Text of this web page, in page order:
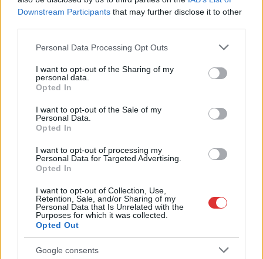
Downstream Participants that may further disclose it to other
Please note that this website/app uses one or more Google
not limited to your visit or usage behaviour. You may click to
grant or deny consent to Google and its third-party tags to
use your data for below specified purposes in below Google
consent section.
Personal Data Processing Opt Outs
I want to opt-out of the Sharing of my
personal data.
Opted In
I want to opt-out of the Sale of my
Personal Data.
Opted In
I want to opt-out of processing my
Personal Data for Targeted Advertising.
Opted In
I want to opt-out of Collection, Use,
Retention, Sale, and/or Sharing of my
Personal Data that Is Unrelated with the
Purposes for which it was collected.
Opted Out
Google consents
Szolnokra is megérkezik a nyár eddigi
szolnokiak. A hőmérséklet veszélyesen magasra emelkedik,
miközben a...
JNSZ megyei hírek